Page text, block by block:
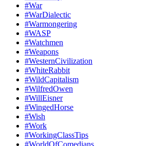
#War
#WarDialectic
#Warmongering
#WASP
#Watchmen
#Weapons
#WesternCivilization
#WhiteRabbit
#WildCapitalism
#WilfredOwen
#WillEisner
#WingedHorse
#Wish
#Work
#WorkingClassTips